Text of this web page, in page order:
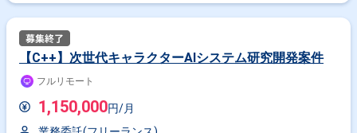
【C++】次世代キャラクターAIシステム研究開発案件
フルリモート
1,150,000円/月